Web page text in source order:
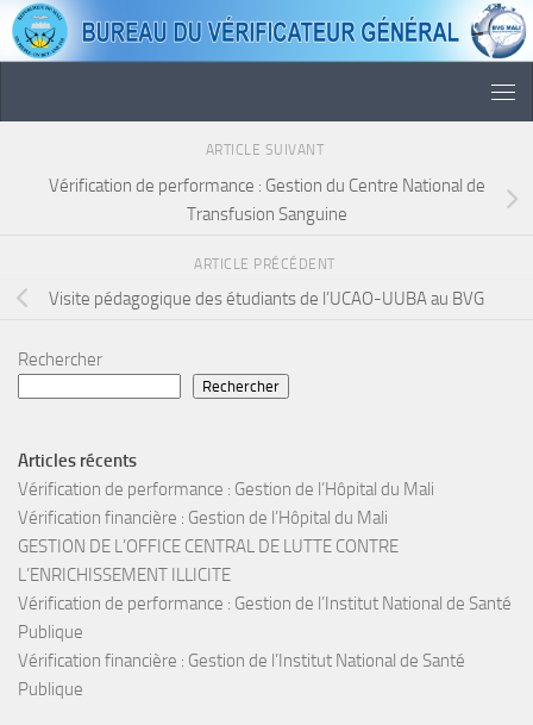
Skip to content
ARTICLE SUIVANT
Vérification de performance : Gestion du Centre National de
Transfusion Sanguine
ARTICLE PRÉCÉDENT
Visite pédagogique des étudiants de l’UCAO-UUBA au BVG
Rechercher
Rechercher
Articles récents
Vérification de performance : Gestion de l’Hôpital du Mali
Vérification financière : Gestion de l’Hôpital du Mali
GESTION DE L’OFFICE CENTRAL DE LUTTE CONTRE
L’ENRICHISSEMENT ILLICITE
Vérification de performance : Gestion de l’Institut National de Santé
Publique
Vérification financière : Gestion de l’Institut National de Santé
Publique